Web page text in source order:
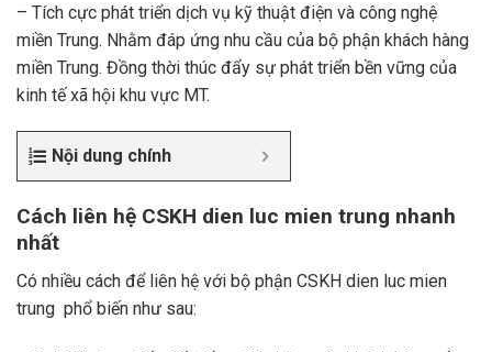
– Tích cực phát triển dịch vụ kỹ thuật điện và công nghệ
miền Trung. Nhằm đáp ứng nhu cầu của bộ phận khách hàng
miền Trung. Đồng thời thúc đẩy sự phát triển bền vững của
kinh tế xã hội khu vực MT.
Nội dung chính
Cách liên hệ CSKH dien luc mien trung nhanh
nhất
Có nhiều cách để liên hệ với bộ phận CSKH dien luc mien
trung phổ biến như sau: